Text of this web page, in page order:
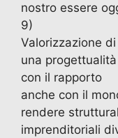
nostro essere
9)
Valorizzazione
una
con il rapporto
anche con il
rendere
imprenditoriali